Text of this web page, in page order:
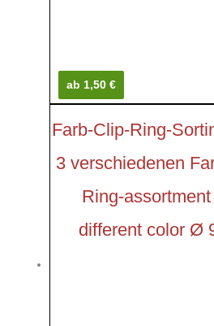
ab 1,50 €
Farb-Clip-Ring-
3 verschiedenen
Ring-
different color Ø